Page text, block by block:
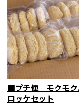
■プチ便 モクモク
ロッケセット